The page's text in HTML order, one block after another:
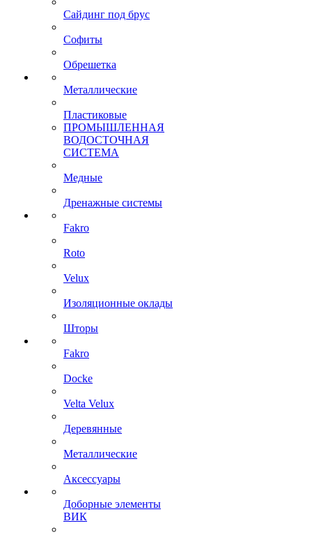
Сайдинг под брус
Софиты
Обрешетка
Металлические
Пластиковые
ПРОМЫШЛЕННАЯ
ВОДОСТОЧНАЯ
СИСТЕМА
Медные
Дренажные системы
Fakro
Roto
Velux
Изоляционные оклады
Шторы
Fakro
Docke
Velta Velux
Деревянные
Металлические
Аксессуары
Доборные элементы
ВИК